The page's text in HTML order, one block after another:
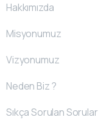
Hakkımızda
Misyonumuz
Vizyonumuz
Neden Biz ?
Sıkça Sorulan Sorular